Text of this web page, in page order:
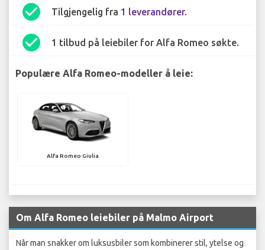
check_circle Tilgjengelig fra 1 leverandører.
check_circle 1 tilbud på leiebiler for Alfa Romeo søkte.
Populære Alfa Romeo-modeller å leie:
Alfa Romeo Giulia
Om Alfa Romeo leiebiler på Malmo Airport
Når man snakker om luksusbiler som kombinerer stil, ytelse og